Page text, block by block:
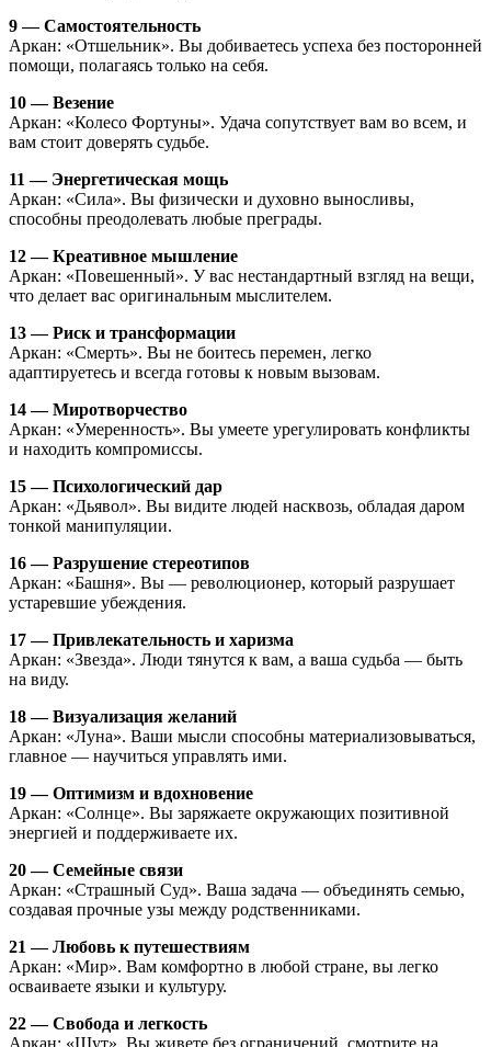
9 — Самостоятельность
Аркан: «Отшельник». Вы добиваетесь успеха без посторонней
помощи, полагаясь только на себя.
10 — Везение
Аркан: «Колесо Фортуны». Удача сопутствует вам во всем, и
вам стоит доверять судьбе.
11 — Энергетическая мощь
Аркан: «Сила». Вы физически и духовно выносливы,
способны преодолевать любые преграды.
12 — Креативное мышление
Аркан: «Повешенный». У вас нестандартный взгляд на вещи,
что делает вас оригинальным мыслителем.
13 — Риск и трансформации
Аркан: «Смерть». Вы не боитесь перемен, легко
адаптируетесь и всегда готовы к новым вызовам.
14 — Миротворчество
Аркан: «Умеренность». Вы умеете урегулировать конфликты
и находить компромиссы.
15 — Психологический дар
Аркан: «Дьявол». Вы видите людей насквозь, обладая даром
тонкой манипуляции.
16 — Разрушение стереотипов
Аркан: «Башня». Вы — революционер, который разрушает
устаревшие убеждения.
17 — Привлекательность и харизма
Аркан: «Звезда». Люди тянутся к вам, а ваша судьба — быть
на виду.
18 — Визуализация желаний
Аркан: «Луна». Ваши мысли способны материализовываться,
главное — научиться управлять ими.
19 — Оптимизм и вдохновение
Аркан: «Солнце». Вы заряжаете окружающих позитивной
энергией и поддерживаете их.
20 — Семейные связи
Аркан: «Страшный Суд». Ваша задача — объединять семью,
создавая прочные узы между родственниками.
21 — Любовь к путешествиям
Аркан: «Мир». Вам комфортно в любой стране, вы легко
осваиваете языки и культуру.
22 — Свобода и легкость